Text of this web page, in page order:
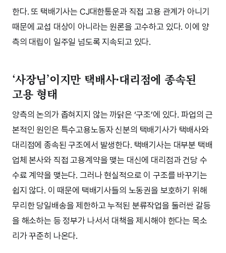
한다. 또 택배기사는 CJ대한통운과 직접 고용 관계가 아니기
때문에 교섭 대상이 아니라는 원론을 고수하고 있다. 이에 양
측의 대립이 일주일 넘도록 지속되고 있다.
‘사장님’이지만 택배사·대리점에 종속된
고용 형태
양측의 논의가 좁혀지지 않는 까닭은 ‘구조’에 있다. 파업의 근
본적인 원인은 특수고용노동자 신분의 택배기사가 택배사와
대리점에 종속된 구조에서 발생한다. 택배기사는 대부분 택배
업체 본사와 직접 고용계약을 맺는 대신에 대리점과 건당 수
수료 계약을 맺는다. 그러나 현실적으로 이 구조를 바꾸기는
쉽지 않다. 이 때문에 택배기사들의 노동권을 보호하기 위해
무리한 당일배송을 제한하고 누적된 분류작업을 둘러싼 갈등
을 해소하는 등 정부가 나서서 대책을 제시해야 한다는 목소
리가 꾸준히 나온다.